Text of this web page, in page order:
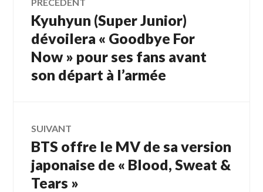
de
l’article
Article
précédent :
Kyuhyun (Super Junior)
dévoilera « Goodbye For
Now » pour ses fans avant
son départ à l’armée
SUIVANT
Article
Suivant:
BTS offre le MV de sa version
japonaise de « Blood, Sweat &
Tears »